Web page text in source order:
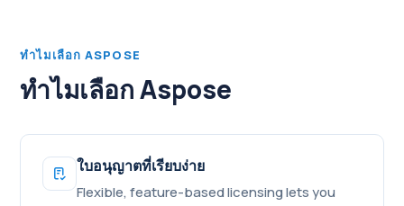
ทําไมเลือก ASPOSE
ทําไมเลือก Aspose
ใบอนุญาตที่เรียบง่าย
Flexible, feature-based licensing lets you